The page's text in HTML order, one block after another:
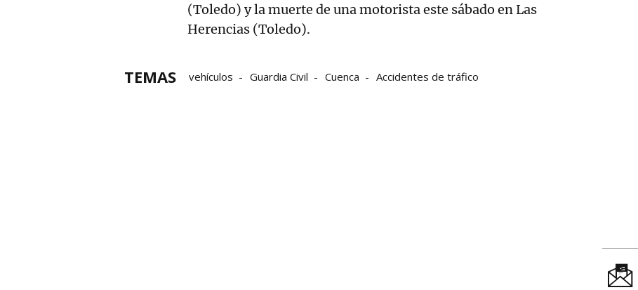
(Toledo) y la muerte de una motorista este sábado en Las
Herencias (Toledo).
TEMAS vehículos Guardia Civil Cuenca Accidentes de tráfico